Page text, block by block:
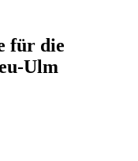
für die
Ulm